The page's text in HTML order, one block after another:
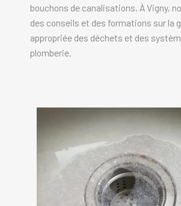
bouchons de canalisations. À Vigny,
des conseils et des formations sur la
appropriée des déchets et des
plomberie.